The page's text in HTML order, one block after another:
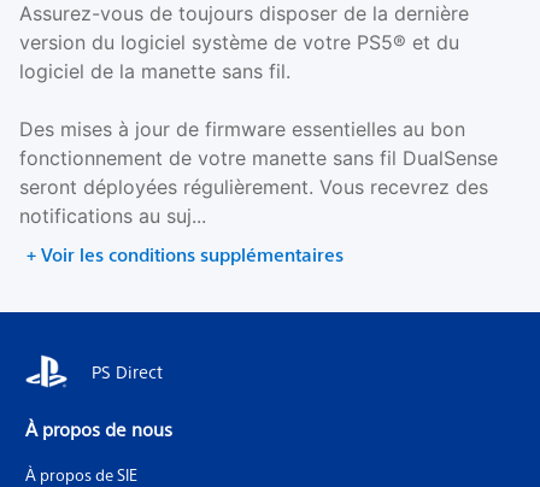
Assurez-vous de toujours disposer de la dernière
version du logiciel système de votre PS5® et du
logiciel de la manette sans fil.
Des mises à jour de firmware essentielles au bon
fonctionnement de votre manette sans fil DualSense
seront déployées régulièrement. Vous recevrez des
notifications au suj...
+ Voir les conditions supplémentaires
PS Direct
À propos de nous
À propos de SIE